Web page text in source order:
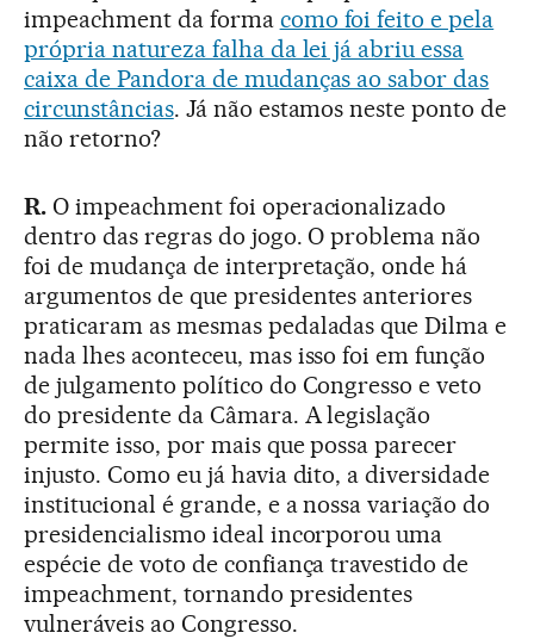
impeachment da forma como foi feito e pela
própria natureza falha da lei já abriu essa
caixa de Pandora de mudanças ao sabor das
circunstâncias. Já não estamos neste ponto de
não retorno?
R. O impeachment foi operacionalizado
dentro das regras do jogo. O problema não
foi de mudança de interpretação, onde há
argumentos de que presidentes anteriores
praticaram as mesmas pedaladas que Dilma e
nada lhes aconteceu, mas isso foi em função
de julgamento político do Congresso e veto
do presidente da Câmara. A legislação
permite isso, por mais que possa parecer
injusto. Como eu já havia dito, a diversidade
institucional é grande, e a nossa variação do
presidencialismo ideal incorporou uma
espécie de voto de confiança travestido de
impeachment, tornando presidentes
vulneráveis ao Congresso.